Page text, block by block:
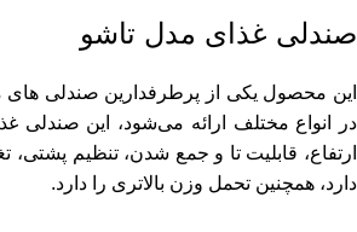
صندلی غذای مدل تاشو
این محصول یکی از پرطرفدارین صندلی های
در انواع مختلف ارائه می‌شود، این صندلی
ارتفاع، قابلیت تا و جمع شدن، تنظیم پشتی،
دارد، همچنین تحمل وزن بالاتری را دارد.